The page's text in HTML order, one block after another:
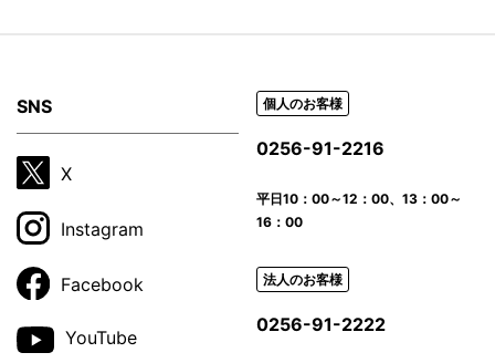
SNS
X
Instagram
Facebook
YouTube
個人のお客様
0256-91-2216
平日10：00～12：00、13：00～
16：00
法人のお客様
0256-91-2222